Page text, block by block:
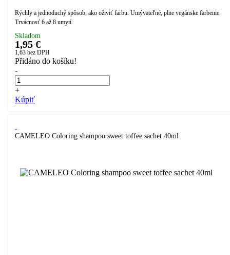
Rýchly a jednoduchý spôsob, ako oživiť farbu. Umývateľné, plne vegánske farbenie.
Trvácnosť 6 až 8 umytí.
Skladom
1,95 €
1,63 bez DPH
Přidáno do košíku!
-
+
Kúpiť
CAMELEO Coloring shampoo sweet toffee sachet 40ml